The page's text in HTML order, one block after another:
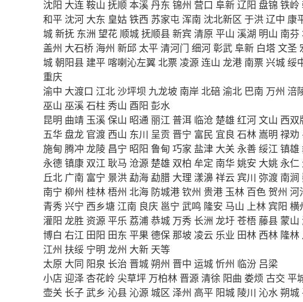
沈阳 大连鞍山 抚顺本溪丹东 锦州 营口 阜新辽阳 盘锦 铁岭
和平 沈河 大东 皇姑铁西 苏家屯 浑南 沈北新区 于洪辽中 康
城新抚 东洲 望花 顺城抚顺县新宾 清原 平山 溪湖 明山 南芬
盖州 大石桥 海州 新邱 太平清河门 细河彰武阜新 白塔文圣
城朝阳县 建平 喀喇沁左翼北票 凌源连山 龙港 南票兴城绥
重庆
渝中 大渡口 江北沙坪坝 九龙坡 南岸北碚渝北 巴南 万州 涪
巫山 巫溪石柱 秀山 酉阳 彭水
昆明 曲靖 玉溪保山 昭通丽江 普洱 临沧 楚雄 红河文山 西双
五华盘龙 官渡 西山 东川 呈贡 晋宁 富民 宜良 石林嵩明 禄劝
施甸 腾冲 龙陵 昌宁 昭阳 鲁甸 巧家 盐津 大关 永善绥江 镇雄
永德镇康 双江 耿马 沧源 楚雄 双柏 牟定 南华姚安 大姚 永仁
丘北 广南 富宁 景洪 勐海 勐腊 大理 漾濞祥云 宾川 弥渡 南涧
南宁 柳州 桂林梧州 北海 防城港钦州 贵港 玉林 百色贺州 河
青秀兴宁 西乡塘 江南 良庆 邕宁 武鸣 隆安 马山 上林 宾阳 横
灌阳 龙胜 资源平乐 荔浦恭城 万秀 长洲 龙圩苍梧 藤县蒙山
博白 右江 田阳 田东 平果 德保那坡 凌云 乐业 田林 西林 隆林
江州 扶绥 宁明 龙州 大新 天等
太原 大同 阳泉 长治 晋城朔州 晋中 运城忻州 临汾 吕梁
小店 迎泽杏花岭 尖草坪 万柏林 晋源清徐 阳曲 娄烦 古交 平
壶关 长子武乡 沁县沁源城区 泽州 高平 阳城 陵川 沁水朔城